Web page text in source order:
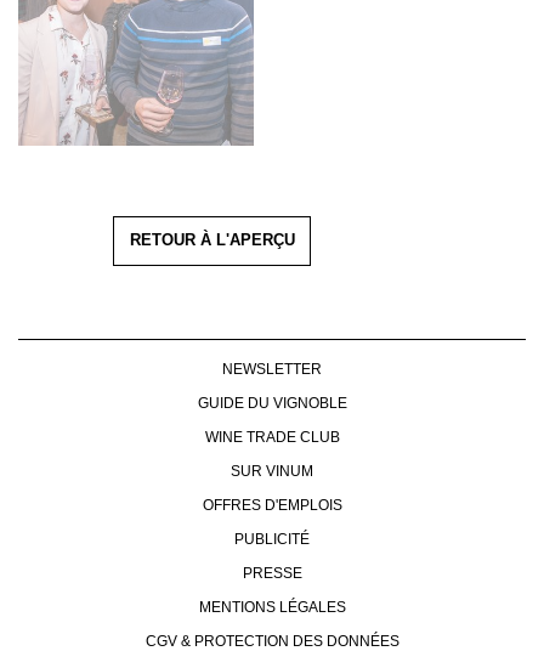
RETOUR À L'APERÇU
NEWSLETTER
GUIDE DU VIGNOBLE
WINE TRADE CLUB
SUR VINUM
OFFRES D'EMPLOIS
PUBLICITÉ
PRESSE
MENTIONS LÉGALES
CGV & PROTECTION DES DONNÉES